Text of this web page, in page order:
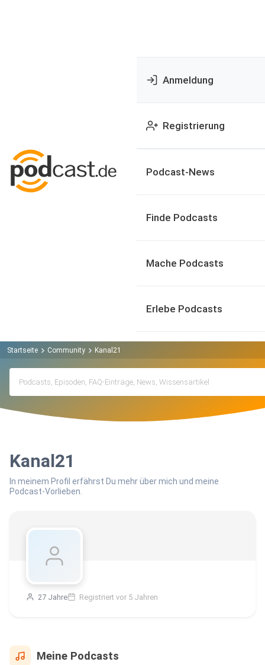
Anmeldung
Registrierung
Podcast-News
Finde Podcasts
Mache Podcasts
Erlebe Podcasts
Startseite Community Kanal21
Kanal21
In meinem Profil erfährst Du mehr über mich und meine
Podcast-Vorlieben.
27 Jahre Registriert vor 5 Jahren
Meine Podcasts